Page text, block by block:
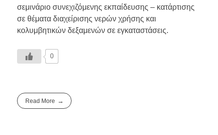
σεμινάριο συνεχιζόμενης εκπαίδευσης – κατάρτισης
σε θέματα διαχείρισης νερών χρήσης και
κολυμβητικών δεξαμενών σε εγκαταστάσεις.
0
Read More